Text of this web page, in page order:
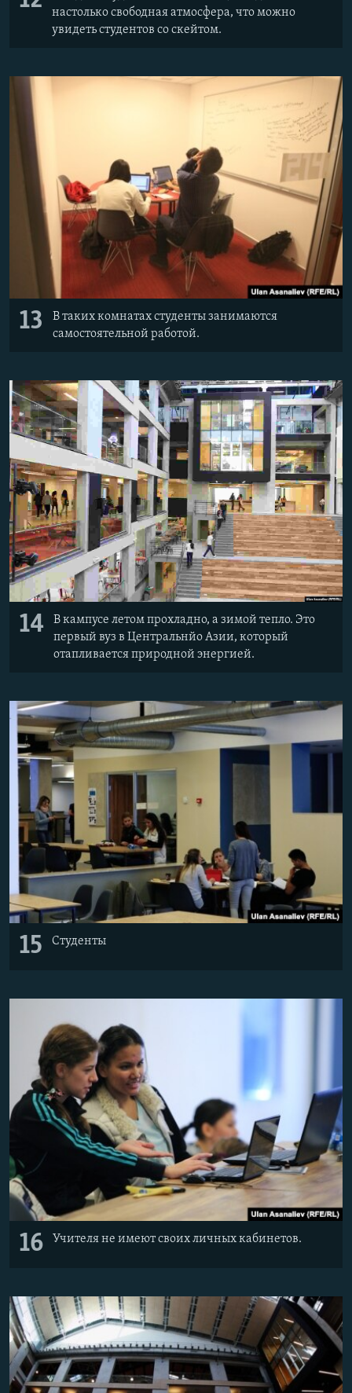
настолько свободная атмосфера, что можно
увидеть студентов со скейтом.
13
В таких комнатах студенты занимаются
самостоятельной работой.
14
В кампусе летом прохладно, а зимой тепло. Это
первый вуз в Центральнйо Азии, который
отапливается природной энергией.
15 Студенты
16 Учителя не имеют своих личных кабинетов.